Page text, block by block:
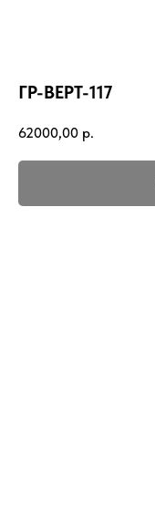
ГР-ВЕРТ-117
62000,00 р.